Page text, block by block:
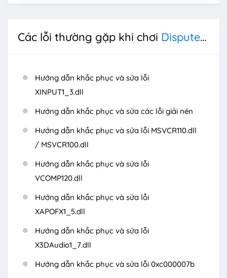
Các lỗi thường gặp khi chơi Disputed Space
Hướng dẫn khắc phục và sửa lỗi
XINPUT1_3.dll
Hướng dẫn khắc phục và sửa các lỗi giải nén
Hướng dẫn khắc phục và sửa lỗi MSVCR110.dll
/ MSVCR100.dll
Hướng dẫn khắc phục và sửa lỗi
VCOMP120.dll
Hướng dẫn khắc phục và sửa lỗi
XAPOFX1_5.dll
Hướng dẫn khắc phục và sửa lỗi
X3DAudio1_7.dll
Hướng dẫn khắc phục và sửa lỗi 0xc000007b